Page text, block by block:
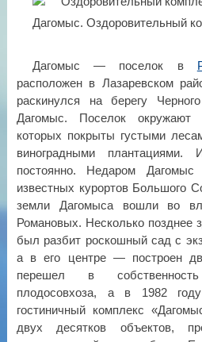
Дагомыс. Оздоровительный
Дагомыс — поселок в
расположен в Лазаревском
раскинулся на берегу
Дагомыс. Поселок окружают
которых покрыты густыми
виноградными
постоянно. Недаром
известных курортов Большого
земли Дагомыса вошли во
Романовых. Несколько позднее
был разбит роскошный сад с
а в его центре — построен
перешел в
плодосовхоза, а в 1982
гостиничный комплекс
двух десятков объектов,